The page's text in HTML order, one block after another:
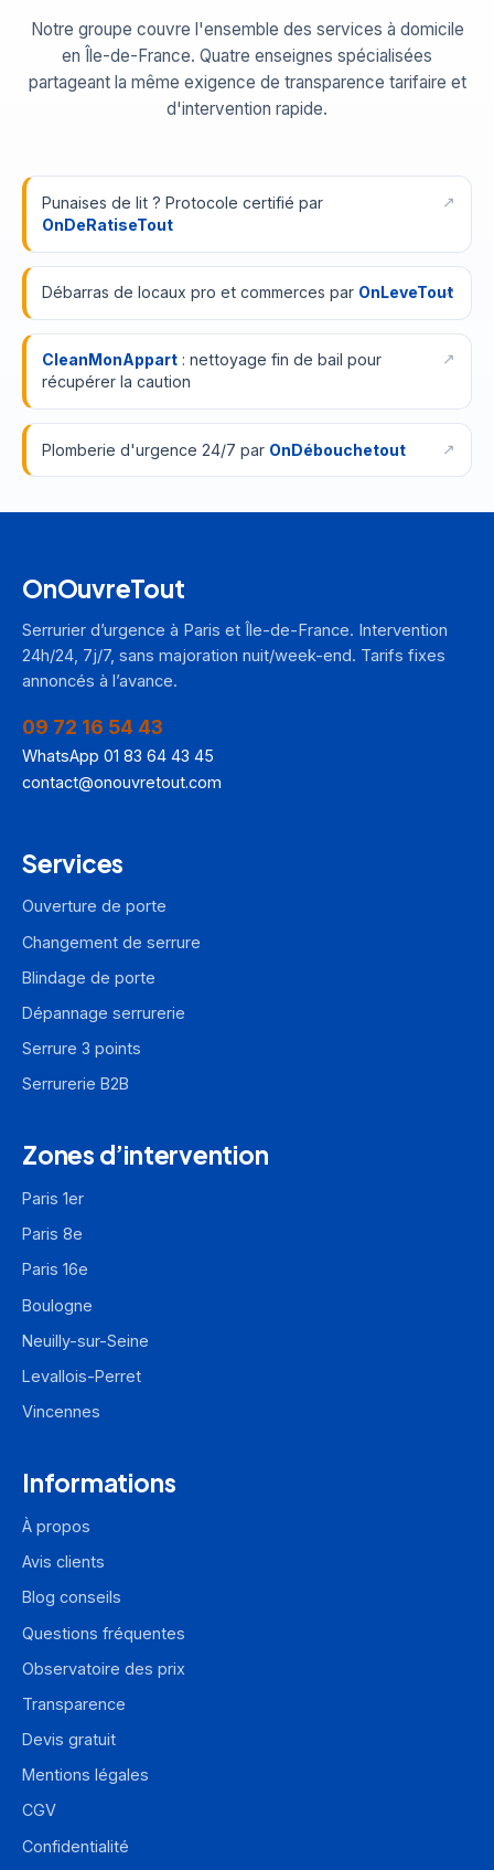
Notre groupe couvre l'ensemble des services à domicile
en Île-de-France. Quatre enseignes spécialisées
partageant la même exigence de transparence tarifaire et
d'intervention rapide.
Punaises de lit ? Protocole certifié par
OnDeRatiseTout
Débarras de locaux pro et commerces par OnLeveTout
CleanMonAppart: nettoyage fin de bail pour
récupérer la caution
Plomberie d'urgence 24/7 par OnDébouchetout
OnOuvreTout
Serrurier d’urgence à Paris et Île-de-France. Intervention
24h/24, 7j/7, sans majoration nuit/week-end. Tarifs fixes
annoncés à l’avance.
09 72 16 54 43
WhatsApp 01 83 64 43 45
contact@onouvretout.com
Services
Ouverture de porte
Changement de serrure
Blindage de porte
Dépannage serrurerie
Serrure 3 points
Serrurerie B2B
Zones d’intervention
Paris 1er
Paris 8e
Paris 16e
Boulogne
Neuilly-sur-Seine
Levallois-Perret
Vincennes
Informations
À propos
Avis clients
Blog conseils
Questions fréquentes
Observatoire des prix
Transparence
Devis gratuit
Mentions légales
CGV
Confidentialité